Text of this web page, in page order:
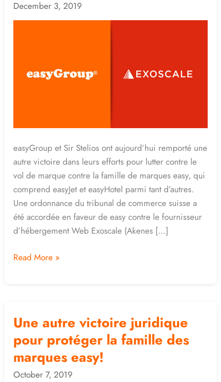
December 3, 2019
easyGroup et Sir Stelios ont aujourd’hui remporté une
autre victoire dans leurs efforts pour lutter contre le
vol de marque contre la famille de marques easy, qui
comprend easyJet et easyHotel parmi tant d’autres.
Une ordonnance du tribunal de commerce suisse a
été accordée en faveur de easy contre le fournisseur
d’hébergement Web Exoscale (Akenes […]
pour
famille
avec
autre
victoire
juridique
Read More »
Une autre victoire juridique
pour protéger la famille des
marques easy!
October 7, 2019
Une
victoire
juridique
pour